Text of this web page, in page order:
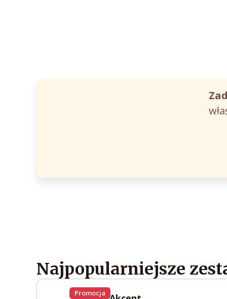
Najpopularniejsze
Promocja